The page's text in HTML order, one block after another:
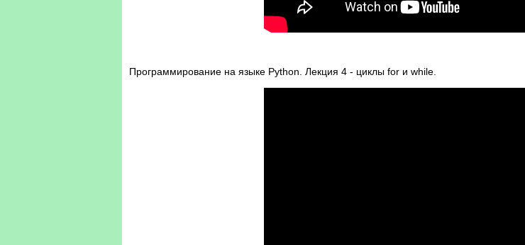
Программирование на языке Python. Лекция 4 - циклы for и while.